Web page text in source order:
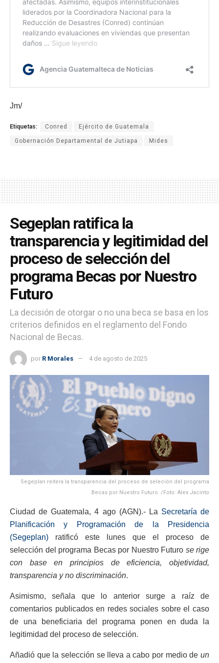
Jm/
Etiquetas: Conred Ejército de Guatemala
Gobernación Departamental de Jutiapa Mides
Segeplan ratifica la
transparencia y legitimidad del
proceso de selección del
programa Becas por Nuestro
Futuro
La decisión de otorgar o no una beca se basa en los
criterios definidos en el reglamento del Fondo
Nacional de Becas.
por R Morales 4 de agosto de 2025
Segeplan reitera la transparencia del proceso de seleción del programa
Becas por Nuestro Futuro. /Foto: Alex Jacinto
Ciudad de Guatemala, 4 ago (AGN).- La Secretaría de
Planificación y Programación de la Presidencia
(Segeplan) ratificó este lunes que el proceso de
selección del programa Becas por Nuestro Futuro se rige
con base en principios de eficiencia, objetividad,
transparencia y no discriminación.
Asimismo, señala que lo anterior surge a raíz de
comentarios publicados en redes sociales sobre el caso
de una beneficiaria del programa ponen en duda la
legitimidad del proceso de selección.
Añadió que la selección se lleva a cabo por medio de un